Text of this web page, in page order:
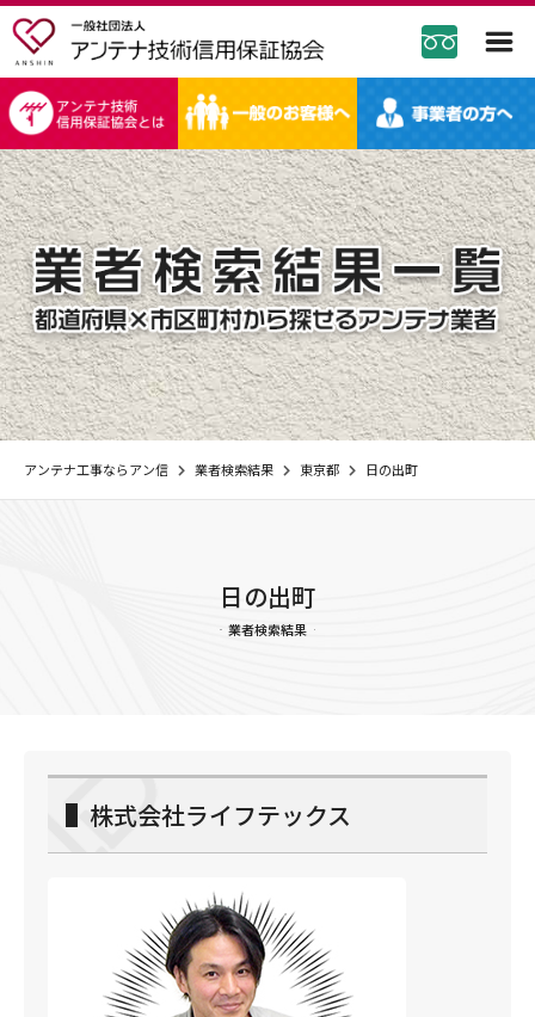
アンテナ工事ならアン信 業者検索結果 東京都 日の出町
日の出町
業者検索結果
▌株式会社ライフテックス